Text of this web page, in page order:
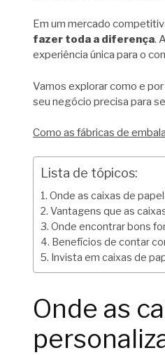
Em um mercado
fazer toda a diferença.
experiência única para o
Vamos explorar como e
seu negócio precisa para
Como as fábricas de
Lista de tópicos:
Onde as caixas de
Vantagens que as
Onde encontrar bons
Benefícios de contar
Invista em caixas de
Onde as